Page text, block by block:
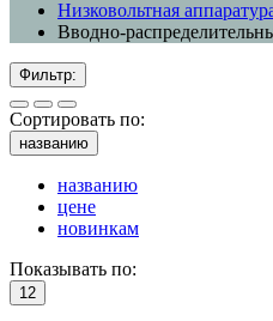
Низковольтная
Вводно-
Фильтр:
Сортировать по:
названию
названию
цене
новинкам
Показывать по:
12